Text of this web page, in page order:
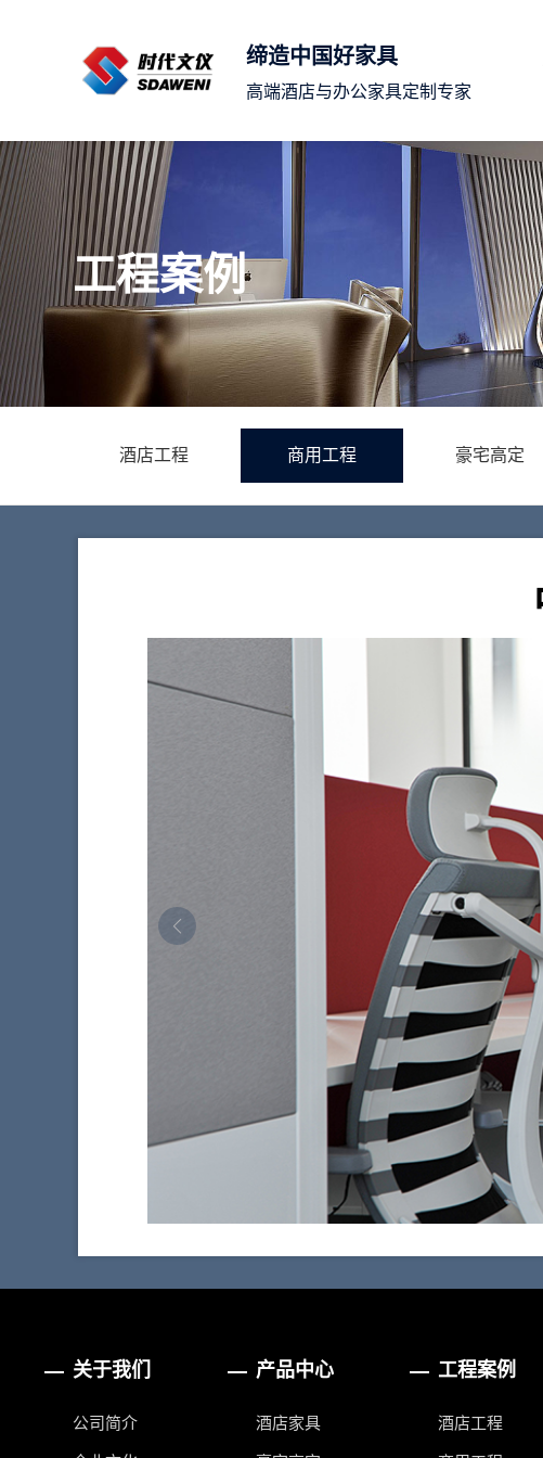
缔造中国好家具
高端酒店与办公家具定制专家
工程案例
酒店工程 商用工程 豪宅高定
关于我们
公司简介
产品中心
酒店家具
工程案例
酒店工程